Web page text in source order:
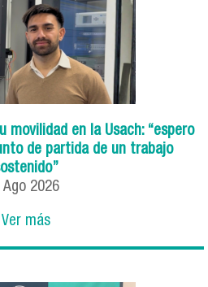
movilidad en la Usach: “espero
de partida de un trabajo
Ago 2026
Ver más